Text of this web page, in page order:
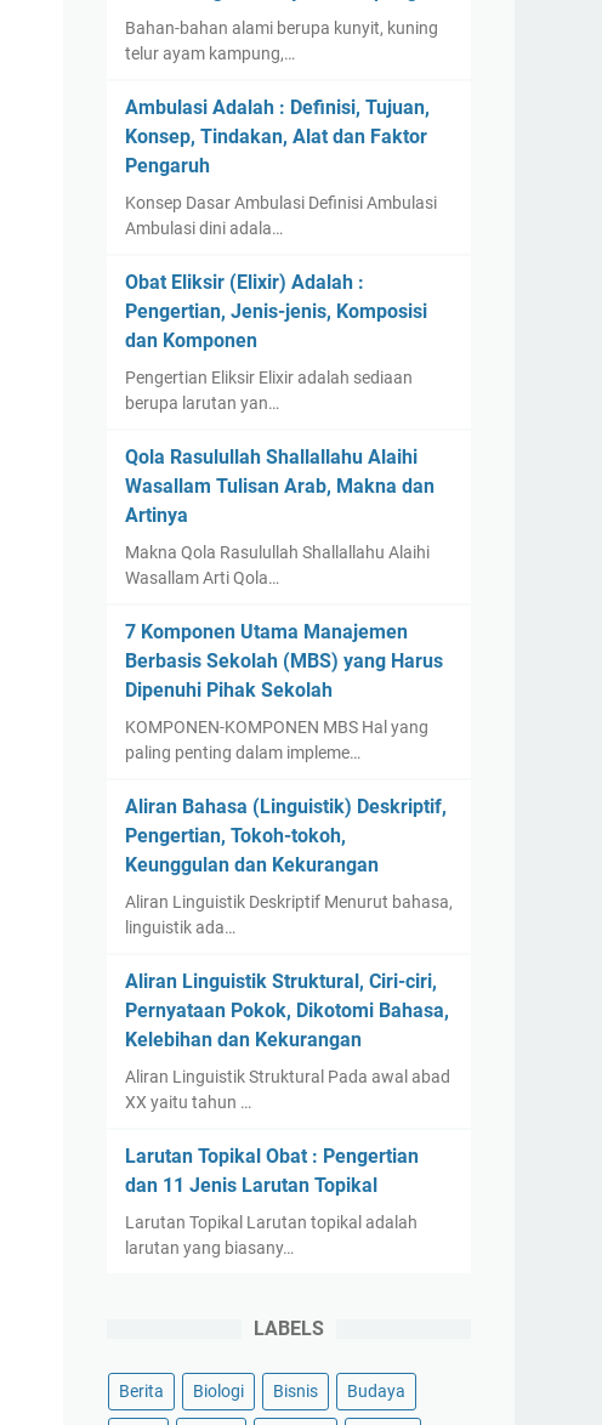
Bahan-bahan alami berupa kunyit, kuning
telur ayam kampung,…
Ambulasi Adalah : Definisi, Tujuan,
Konsep, Tindakan, Alat dan Faktor
Pengaruh
Konsep Dasar Ambulasi Definisi Ambulasi
Ambulasi dini adala…
Obat Eliksir (Elixir) Adalah :
Pengertian, Jenis-jenis, Komposisi
dan Komponen
Pengertian Eliksir Elixir adalah sediaan
berupa larutan yan…
Qola Rasulullah Shallallahu Alaihi
Wasallam Tulisan Arab, Makna dan
Artinya
Makna Qola Rasulullah Shallallahu Alaihi
Wasallam Arti Qola…
7 Komponen Utama Manajemen
Berbasis Sekolah (MBS) yang Harus
Dipenuhi Pihak Sekolah
KOMPONEN-KOMPONEN MBS Hal yang
paling penting dalam impleme…
Aliran Bahasa (Linguistik) Deskriptif,
Pengertian, Tokoh-tokoh,
Keunggulan dan Kekurangan
Aliran Linguistik Deskriptif Menurut bahasa,
linguistik ada…
Aliran Linguistik Struktural, Ciri-ciri,
Pernyataan Pokok, Dikotomi Bahasa,
Kelebihan dan Kekurangan
Aliran Linguistik Struktural Pada awal abad
XX yaitu tahun …
Larutan Topikal Obat : Pengertian
dan 11 Jenis Larutan Topikal
Larutan Topikal Larutan topikal adalah
larutan yang biasany…
LABELS
Berita Biologi Bisnis Budaya